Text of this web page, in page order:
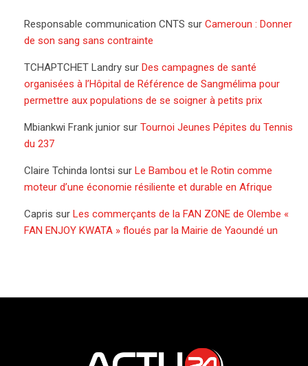
Responsable communication CNTS sur Cameroun : Donner
de son sang sans contrainte
TCHAPTCHET Landry sur Des campagnes de santé
organisées à l’Hôpital de Référence de Sangmélima pour
permettre aux populations de se soigner à petits prix
Mbiankwi Frank junior sur Tournoi Jeunes Pépites du Tennis
du 237
Claire Tchinda lontsi sur Le Bambou et le Rotin comme
moteur d’une économie résiliente et durable en Afrique
Capris sur Les commerçants de la FAN ZONE de Olembe «
FAN ENJOY KWATA » floués par la Mairie de Yaoundé un